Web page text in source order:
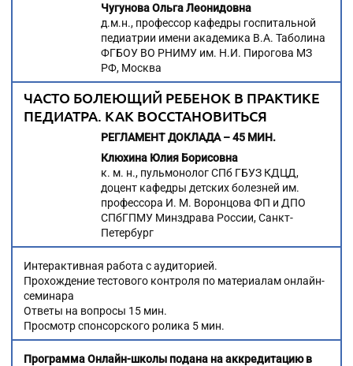
Чугунова Ольга Леонидовна
д.м.н., профессор кафедры госпитальной
педиатрии имени академика В.А. Таболина
ФГБОУ ВО РНИМУ им. Н.И. Пирогова МЗ
РФ, Москва
ЧАСТО БОЛЕЮЩИЙ РЕБЕНОК В ПРАКТИКЕ
ПЕДИАТРА. КАК ВОССТАНОВИТЬСЯ
РЕГЛАМЕНТ ДОКЛАДА – 45 МИН.
Клюхина Юлия Борисовна
к. м. н., пульмонолог СПб ГБУЗ КДЦД,
доцент кафедры детских болезней им.
профессора И. М. Воронцова ФП и ДПО
СПбГПМУ Минздрава России, Санкт-
Петербург
Интерактивная работа с аудиторией.
Прохождение тестового контроля по материалам онлайн-
семинара
Ответы на вопросы 15 мин.
Просмотр спонсорского ролика 5 мин.
Программа Онлайн-школы подана на аккредитацию в